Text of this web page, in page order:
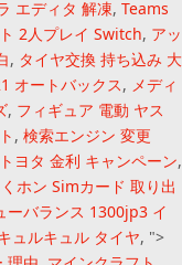
エディタ 解凍, Teams
2人プレイ Switch, アッ
, タイヤ交換 持ち込み 大
オートバックス, メディ
, フィギュア 電動 ヤス
, 検索エンジン 変更
ヨタ 金利 キャンペーン,
ホン Simカード 取り出
ーバランス 1300jp3 イ
ュルキュル タイヤ, ">